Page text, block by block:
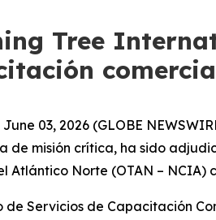
Tree
June 03, 2026 (GLOBE
de misión crítica, ha sido
Atlántico Norte (OTAN – NCIA)
de Servicios de Capacitación